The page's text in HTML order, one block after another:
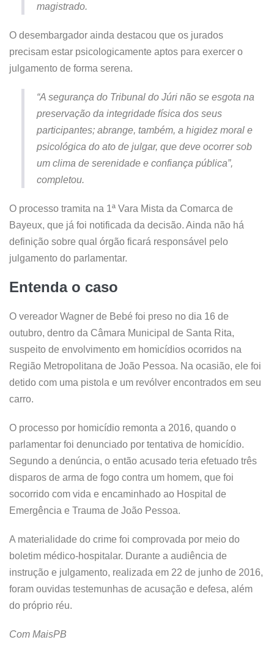
magistrado.
O desembargador ainda destacou que os jurados
precisam estar psicologicamente aptos para exercer o
julgamento de forma serena.
“A segurança do Tribunal do Júri não se esgota na
preservação da integridade física dos seus
participantes; abrange, também, a higidez moral e
psicológica do ato de julgar, que deve ocorrer sob
um clima de serenidade e confiança pública”,
completou.
O processo tramita na 1ª Vara Mista da Comarca de
Bayeux, que já foi notificada da decisão. Ainda não há
definição sobre qual órgão ficará responsável pelo
julgamento do parlamentar.
Entenda o caso
O vereador Wagner de Bebé foi preso no dia 16 de
outubro, dentro da Câmara Municipal de Santa Rita,
suspeito de envolvimento em homicídios ocorridos na
Região Metropolitana de João Pessoa. Na ocasião, ele foi
detido com uma pistola e um revólver encontrados em seu
carro.
O processo por homicídio remonta a 2016, quando o
parlamentar foi denunciado por tentativa de homicídio.
Segundo a denúncia, o então acusado teria efetuado três
disparos de arma de fogo contra um homem, que foi
socorrido com vida e encaminhado ao Hospital de
Emergência e Trauma de João Pessoa.
A materialidade do crime foi comprovada por meio do
boletim médico-hospitalar. Durante a audiência de
instrução e julgamento, realizada em 22 de junho de 2016,
foram ouvidas testemunhas de acusação e defesa, além
do próprio réu.
Com MaisPB